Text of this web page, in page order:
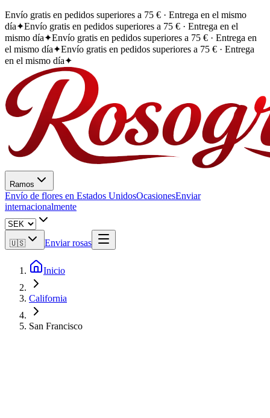
Envío gratis en pedidos superiores a 75 € · Entrega en el mismo
día✦Envío gratis en pedidos superiores a 75 € · Entrega en el
mismo día✦Envío gratis en pedidos superiores a 75 € · Entrega en
el mismo día✦Envío gratis en pedidos superiores a 75 € · Entrega
en el mismo día✦
Ramos
Envío de flores en Estados UnidosOcasionesEnviar
internacionalmente
🇺🇸 Enviar rosas
Inicio
California
San Francisco